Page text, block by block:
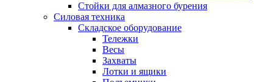
Стойки для алмазного бурения
Силовая техника
Складское оборудование
Тележки
Весы
Захваты
Лотки и ящики